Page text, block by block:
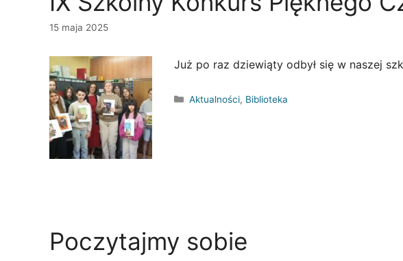
15 maja 2025
Już po raz dziewiąty odbył się w naszej
Kategorie
Aktualności, Biblioteka
Poczytajmy sobie